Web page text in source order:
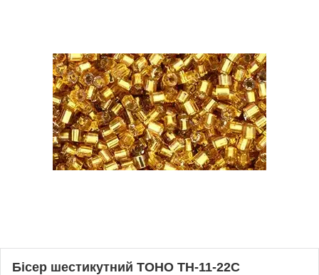
Бісер шестикутний TOHO TH-11-22C